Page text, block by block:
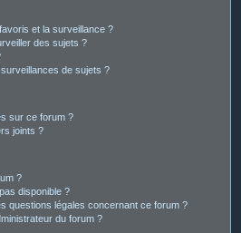
et la surveillance ?
des sujets ?
de sujets ?
sur ce forum ?
joints ?
?
disponible ?
questions légales concernant ce forum ?
du forum ?